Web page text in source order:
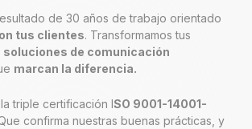
de 30 años de trabajo orientado
tus clientes. Transformamos tus
soluciones de comunicación
marcan la diferencia.
triple certificación ISO 9001-14001-
confirma nuestras buenas prácticas, y